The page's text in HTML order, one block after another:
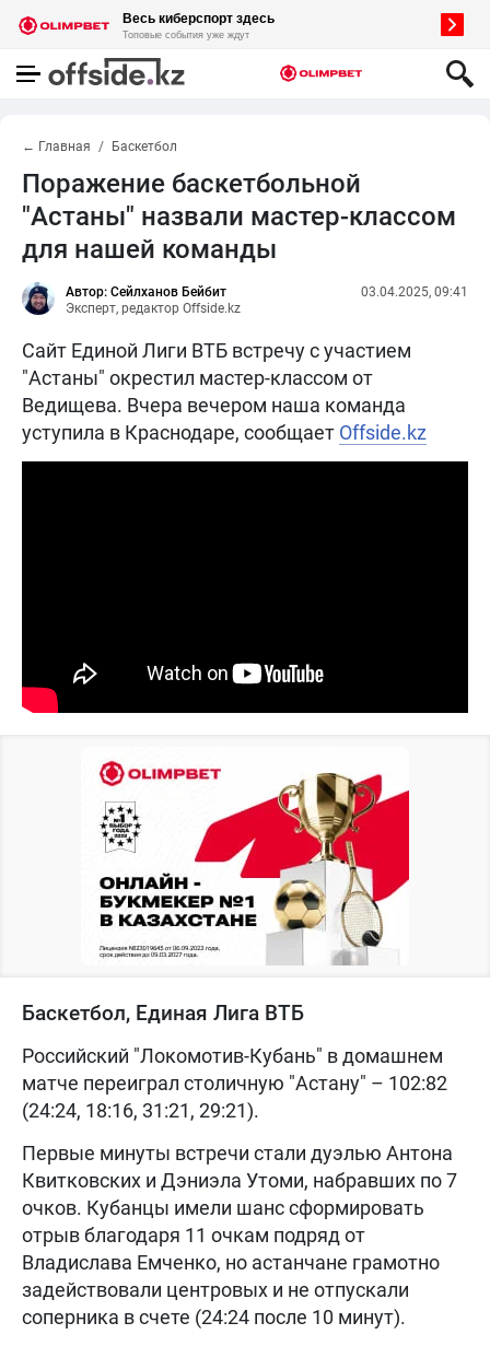
← Главная Баскетбол
Поражение баскетбольной
"Астаны" назвали мастер-классом
для нашей команды
Автор: Сейлханов Бейбит
Эксперт, редактор Offside.kz
03.04.2025, 09:41
Сайт Единой Лиги ВТБ встречу с участием
"Астаны" окрестил мастер-классом от
Ведищева. Вчера вечером наша команда
уступила в Краснодаре, сообщает Offside.kz
Баскетбол, Единая Лига ВТБ
Российский "Локомотив-Кубань" в домашнем
матче переиграл столичную "Астану" – 102:82
(24:24, 18:16, 31:21, 29:21).
Первые минуты встречи стали дуэлью Антона
Квитковских и Дэниэла Утоми, набравших по 7
очков. Кубанцы имели шанс сформировать
отрыв благодаря 11 очкам подряд от
Владислава Емченко, но астанчане грамотно
задействовали центровых и не отпускали
соперника в счете (24:24 после 10 минут).